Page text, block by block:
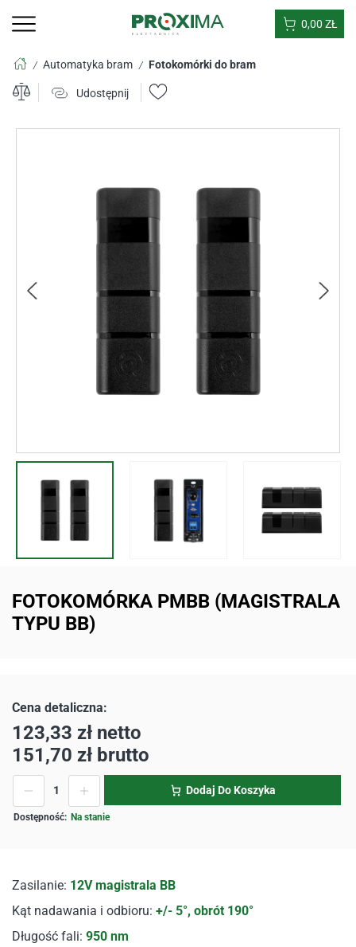
0,00 ZŁ
/ Automatyka bram / Fotokomórki do bram
Udostępnij
FOTOKOMÓRKA PMBB (MAGISTRALA
TYPU BB)
Zasilanie: 12V magistrala BB
Kąt nadawania i odbioru: +/- 5°, obrót 190°
Długość fali: 950 nm
123,33 zł netto
151,70 zł brutto
Na stanie
Dodaj Do Koszyka